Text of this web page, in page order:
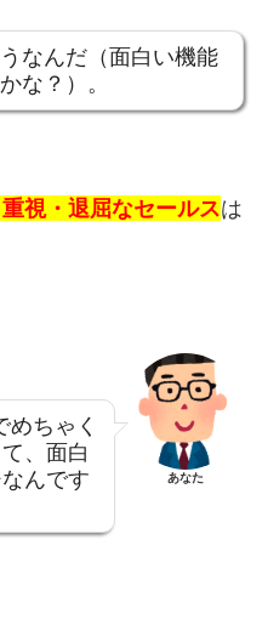
なんだ（面白い機能
な？）。
視・退屈なセールスは
めちゃく
、面白
んです
あなた